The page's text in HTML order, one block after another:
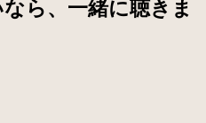
ら、一緒に聴きま